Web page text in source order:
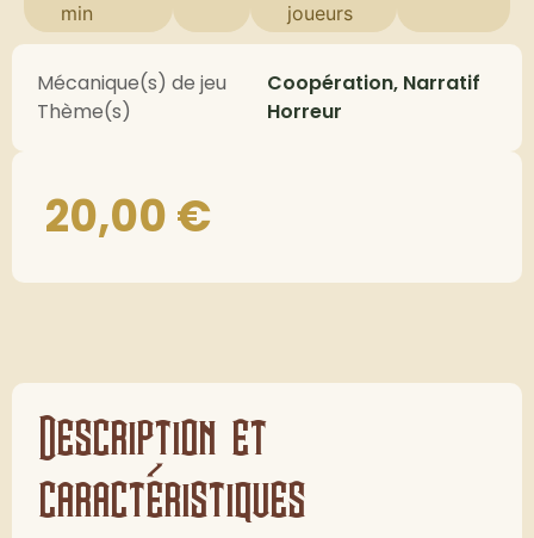
min
joueurs
Mécanique(s) de jeu
Coopération, Narratif
Thème(s)
Horreur
20,00€
Description et
caractéristiques